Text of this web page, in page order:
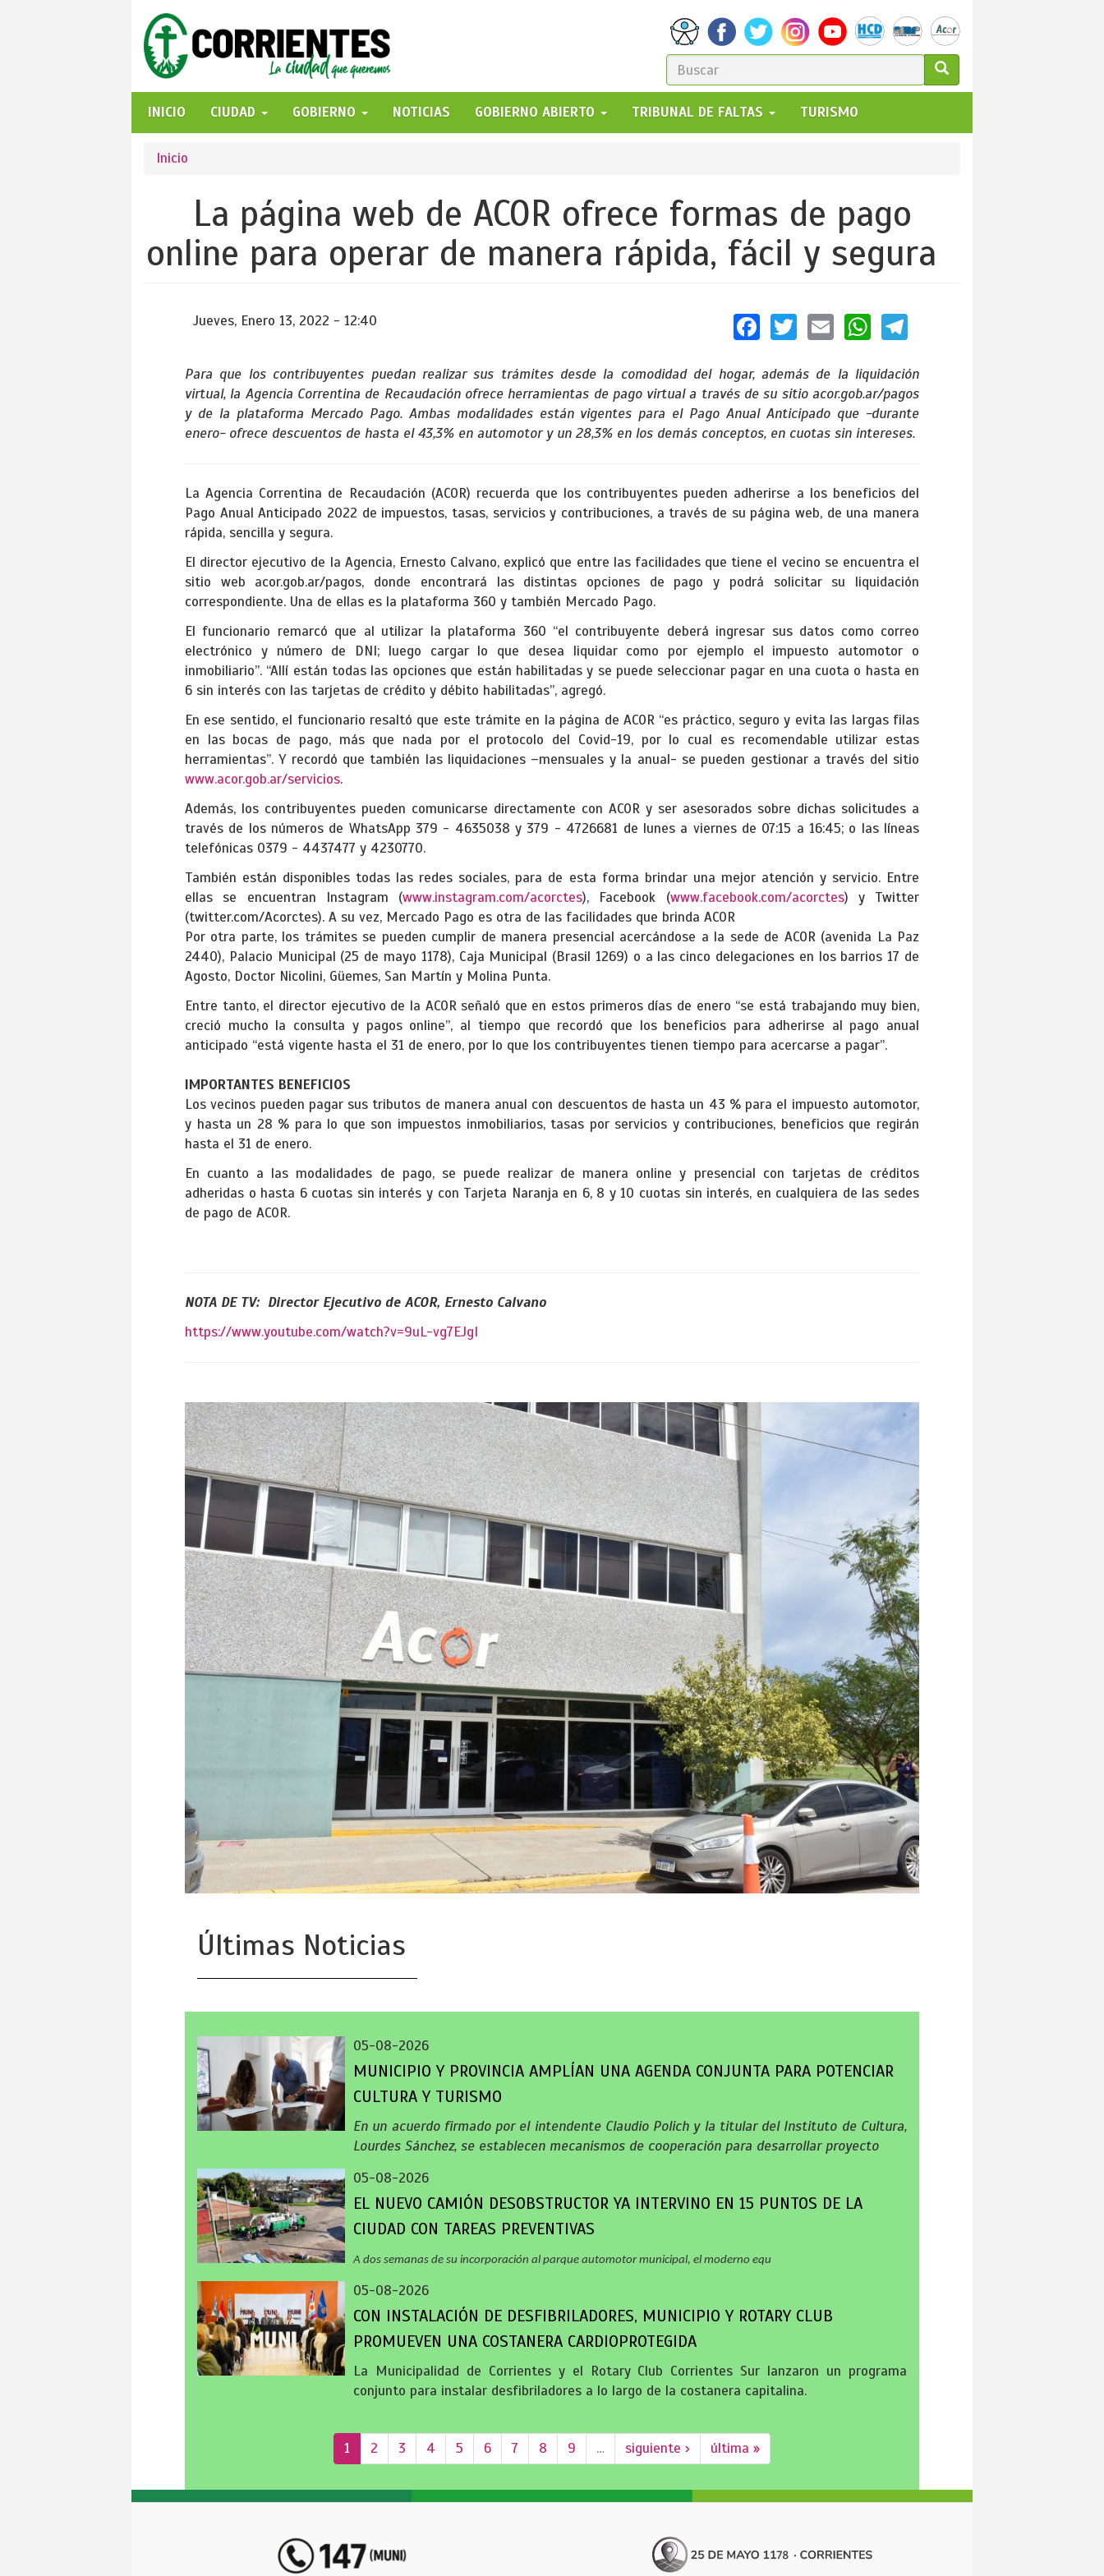
FORMULARIO
DE
BÚSQUEDA
GO!
INICIO
CIUDAD GOBIERNO NOTICIAS GOBIERNO ABIERTO TRIBUNAL DE FALTAS TURISMO
Se
encuentra
usted
aquí
Inicio
La página web de ACOR ofrece formas de pago
online para operar de manera rápida, fácil y segura
Jueves, Enero 13, 2022 - 12:40 Facebook
Twitter
EmailWhatsApp
Telegram
Para que los contribuyentes puedan realizar sus trámites desde la comodidad del hogar, además de la liquidación
virtual, la Agencia Correntina de Recaudación ofrece herramientas de pago virtual a través de su sitio acor.gob.ar/pagos
y de la plataforma Mercado Pago. Ambas modalidades están vigentes para el Pago Anual Anticipado que -durante
enero- ofrece descuentos de hasta el 43,3% en automotor y un 28,3% en los demás conceptos, en cuotas sin intereses.
La Agencia Correntina de Recaudación (ACOR) recuerda que los contribuyentes pueden adherirse a los beneficios del
Pago Anual Anticipado 2022 de impuestos, tasas, servicios y contribuciones, a través de su página web, de una manera
rápida, sencilla y segura.
El director ejecutivo de la Agencia, Ernesto Calvano, explicó que entre las facilidades que tiene el vecino se encuentra el
sitio web acor.gob.ar/pagos, donde encontrará las distintas opciones de pago y podrá solicitar su liquidación
correspondiente. Una de ellas es la plataforma 360 y también Mercado Pago.
El funcionario remarcó que al utilizar la plataforma 360 “el contribuyente deberá ingresar sus datos como correo
electrónico y número de DNI; luego cargar lo que desea liquidar como por ejemplo el impuesto automotor o
inmobiliario”. “Allí están todas las opciones que están habilitadas y se puede seleccionar pagar en una cuota o hasta en
6 sin interés con las tarjetas de crédito y débito habilitadas”, agregó.
En ese sentido, el funcionario resaltó que este trámite en la página de ACOR “es práctico, seguro y evita las largas filas
en las bocas de pago, más que nada por el protocolo del Covid-19, por lo cual es recomendable utilizar estas
herramientas”. Y recordó que también las liquidaciones –mensuales y la anual- se pueden gestionar a través del sitio
www.acor.gob.ar/servicios.
Además, los contribuyentes pueden comunicarse directamente con ACOR y ser asesorados sobre dichas solicitudes a
través de los números de WhatsApp 379 - 4635038 y 379 - 4726681 de lunes a viernes de 07:15 a 16:45; o las líneas
telefónicas 0379 - 4437477 y 4230770.
También están disponibles todas las redes sociales, para de esta forma brindar una mejor atención y servicio. Entre
ellas se encuentran Instagram (www.instagram.com/acorctes), Facebook (www.facebook.com/acorctes) y Twitter
(twitter.com/Acorctes). A su vez, Mercado Pago es otra de las facilidades que brinda ACOR
Por otra parte, los trámites se pueden cumplir de manera presencial acercándose a la sede de ACOR (avenida La Paz
2440), Palacio Municipal (25 de mayo 1178), Caja Municipal (Brasil 1269) o a las cinco delegaciones en los barrios 17 de
Agosto, Doctor Nicolini, Güemes, San Martín y Molina Punta.
Entre tanto, el director ejecutivo de la ACOR señaló que en estos primeros días de enero “se está trabajando muy bien,
creció mucho la consulta y pagos online”, al tiempo que recordó que los beneficios para adherirse al pago anual
anticipado “está vigente hasta el 31 de enero, por lo que los contribuyentes tienen tiempo para acercarse a pagar”.
IMPORTANTES BENEFICIOS
Los vecinos pueden pagar sus tributos de manera anual con descuentos de hasta un 43 % para el impuesto automotor,
y hasta un 28 % para lo que son impuestos inmobiliarios, tasas por servicios y contribuciones, beneficios que regirán
hasta el 31 de enero.
En cuanto a las modalidades de pago, se puede realizar de manera online y presencial con tarjetas de créditos
adheridas o hasta 6 cuotas sin interés y con Tarjeta Naranja en 6, 8 y 10 cuotas sin interés, en cualquiera de las sedes
de pago de ACOR.
NOTA DE TV: Director Ejecutivo de ACOR, Ernesto Calvano
https://www.youtube.com/watch?v=9uL-vg7EJgI
Últimas Noticias
05-08-2026
MUNICIPIO Y PROVINCIA AMPLÍAN UNA AGENDA CONJUNTA PARA POTENCIAR
CULTURA Y TURISMO
En un acuerdo firmado por el intendente Claudio Polich y la titular del Instituto de Cultura,
Lourdes Sánchez, se establecen mecanismos de cooperación para desarrollar proyecto
05-08-2026
EL NUEVO CAMIÓN DESOBSTRUCTOR YA INTERVINO EN 15 PUNTOS DE LA
CIUDAD CON TAREAS PREVENTIVAS
A dos semanas de su incorporación al parque automotor municipal, el moderno equ
05-08-2026
CON INSTALACIÓN DE DESFIBRILADORES, MUNICIPIO Y ROTARY CLUB
PROMUEVEN UNA COSTANERA CARDIOPROTEGIDA
La Municipalidad de Corrientes y el Rotary Club Corrientes Sur lanzaron un programa
conjunto para instalar desfibriladores a lo largo de la costanera capitalina.
1 2 3 4 5 6 7 8 9 … siguiente › última »